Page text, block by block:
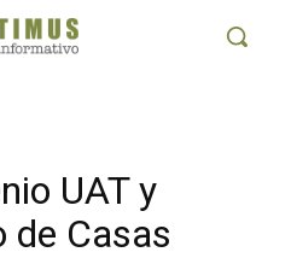
UAT y
de Casas